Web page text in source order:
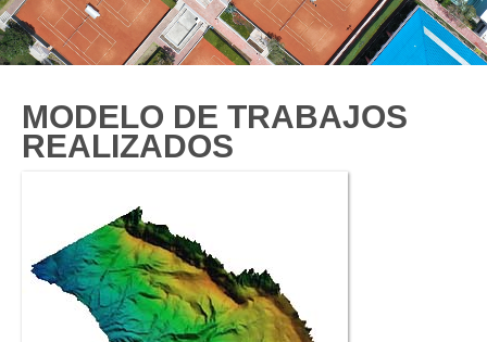
MODELO DE TRABAJOS
REALIZADOS